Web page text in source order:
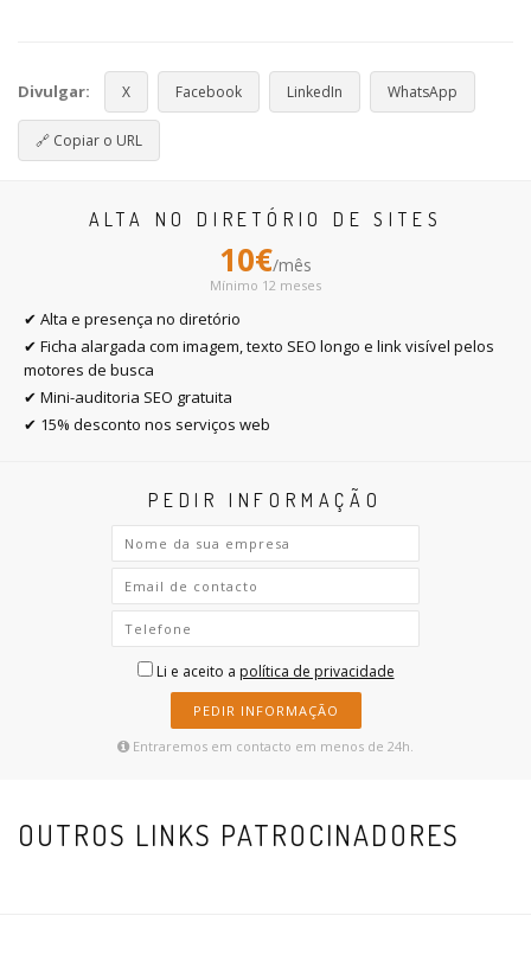
Divulgar: X Facebook LinkedIn WhatsApp
🔗 Copiar o URL
ALTA NO DIRETÓRIO DE SITES
10€/mês
Mínimo 12 meses
✔ Alta e presença no diretório
✔ Ficha alargada com imagem, texto SEO longo e link visível pelos
motores de busca
✔ Mini-auditoria SEO gratuita
✔ 15% desconto nos serviços web
PEDIR INFORMAÇÃO
Li e aceito a política de privacidade
PEDIR INFORMAÇÃO
Entraremos em contacto em menos de 24h.
OUTROS LINKS PATROCINADORES